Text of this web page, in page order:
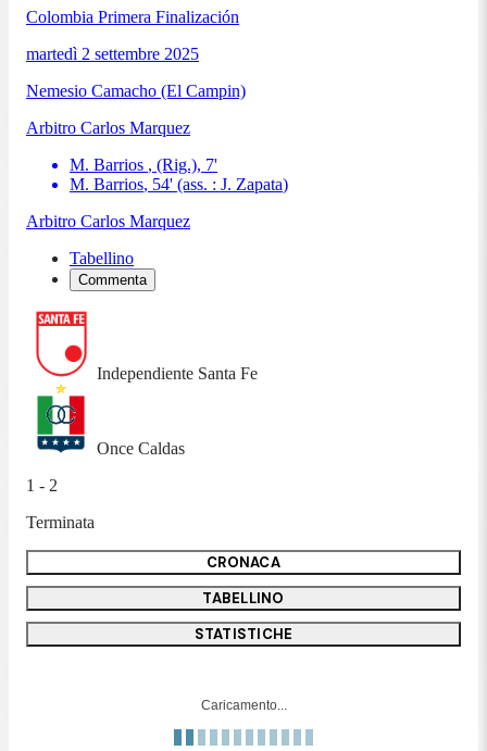
Colombia Primera Finalización
martedì 2 settembre 2025
Nemesio Camacho (El Campin)
Arbitro Carlos Marquez
M. Barrios , (Rig.), 7'
M. Barrios, 54' (ass. : J. Zapata)
Arbitro Carlos Marquez
Tabellino
Commenta
Independiente Santa Fe
Once Caldas
1 - 2
Terminata
CRONACA
TABELLINO
STATISTICHE
Caricamento...